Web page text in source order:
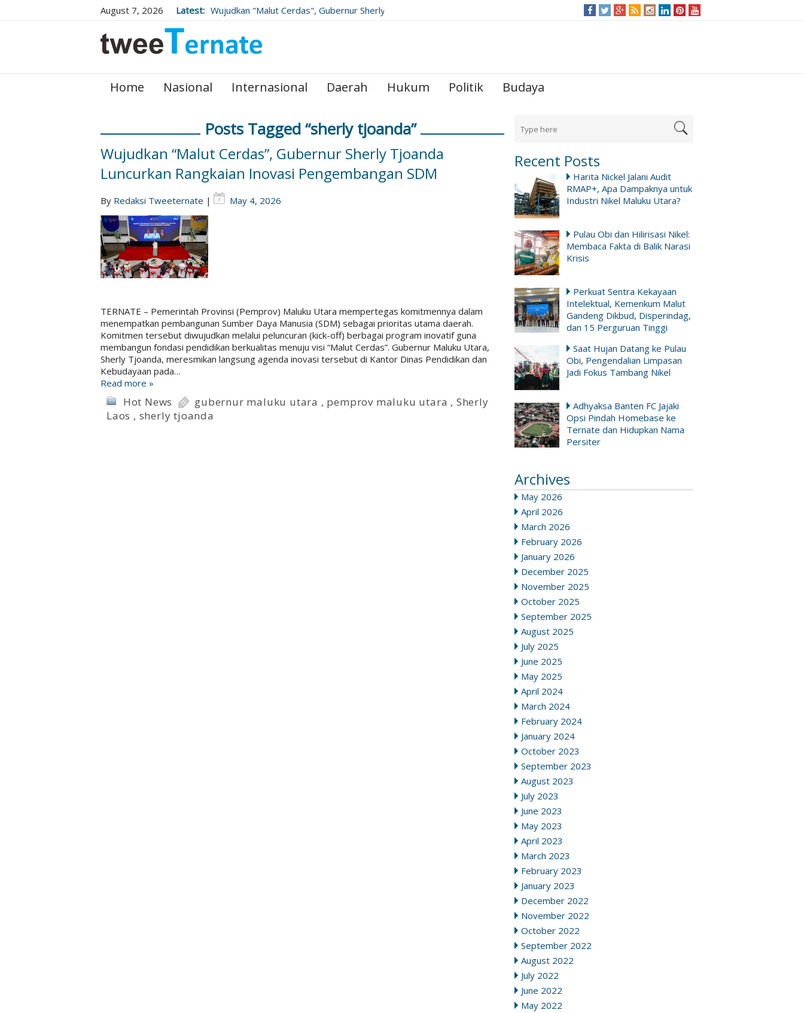
August 7, 2026 Latest: Wujudkan "Malut Cerdas", Gubernur Sherly
Pengembangan SDM
Home Nasional Internasional Daerah Hukum Politik Budaya
Recent Posts
Harita Nickel Jalani Audit
RMAP+, Apa Dampaknya untuk
Industri Nikel Maluku Utara?
Pulau Obi dan Hilirisasi Nikel:
Membaca Fakta di Balik Narasi
Krisis
Perkuat Sentra Kekayaan
Intelektual, Kemenkum Malut
Gandeng Dikbud, Disperindag,
dan 15 Perguruan Tinggi
Saat Hujan Datang ke Pulau
Obi, Pengendalian Limpasan
Jadi Fokus Tambang Nikel
Adhyaksa Banten FC Jajaki
Opsi Pindah Homebase ke
Ternate dan Hidupkan Nama
Persiter
Archives
May 2026
April 2026
March 2026
February 2026
January 2026
December 2025
November 2025
October 2025
September 2025
August 2025
July 2025
June 2025
May 2025
April 2024
March 2024
February 2024
January 2024
October 2023
September 2023
August 2023
July 2023
June 2023
May 2023
April 2023
March 2023
February 2023
January 2023
December 2022
November 2022
October 2022
September 2022
August 2022
July 2022
June 2022
May 2022
Posts Tagged “sherly tjoanda”
Wujudkan “Malut Cerdas”, Gubernur Sherly Tjoanda
Luncurkan Rangkaian Inovasi Pengembangan SDM
By Redaksi Tweeternate | May 4, 2026
TERNATE – Pemerintah Provinsi (Pemprov) Maluku Utara mempertegas komitmennya dalam
menempatkan pembangunan Sumber Daya Manusia (SDM) sebagai prioritas utama daerah.
Komitmen tersebut diwujudkan melalui peluncuran (kick-off) berbagai program inovatif guna
membangun fondasi pendidikan berkualitas menuju visi “Malut Cerdas”. Gubernur Maluku Utara,
Sherly Tjoanda, meresmikan langsung agenda inovasi tersebut di Kantor Dinas Pendidikan dan
Kebudayaan pada…
Read more »
Hot News gubernur maluku utara , pemprov maluku utara , Sherly
Laos , sherly tjoanda